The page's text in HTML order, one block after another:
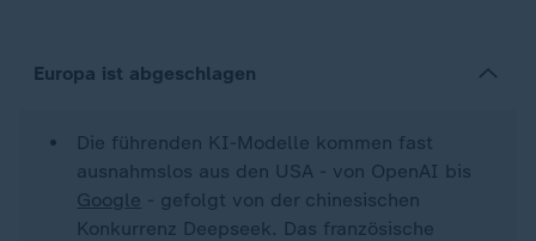
Europa ist abgeschlagen
Die führenden KI-Modelle kommen fast
ausnahmslos aus den USA - von OpenAI bis
Google - gefolgt von der chinesischen
Konkurrenz Deepseek. Das französische